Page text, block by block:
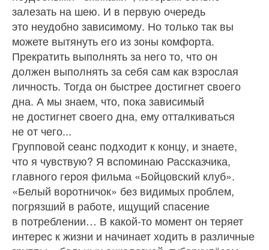
залезать на шею. И в первую очередь
это неудобно зависимому. Но только так вы
можете вытянуть его из зоны комфорта.
Прекратить выполнять за него то, что он
должен выполнять за себя сам как взрослая
личность. Тогда он быстрее достигнет своего
дна. А мы знаем, что, пока зависимый
не достигнет своего дна, ему отталкиваться
не от чего...
Групповой сеанс подходит к концу, и знаете,
что я чувствую? Я вспоминаю Рассказчика,
главного героя фильма «Бойцовский клуб».
«Белый воротничок» без видимых проблем,
погрязший в работе, ищущий спасение
в потреблении… В какой‑то момент он теряет
интерес к жизни и начинает ходить в различные